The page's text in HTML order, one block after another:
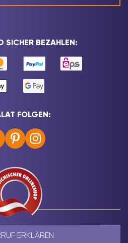
SICHER BEZAHLEN:
FOLGEN:
ERKLÄREN